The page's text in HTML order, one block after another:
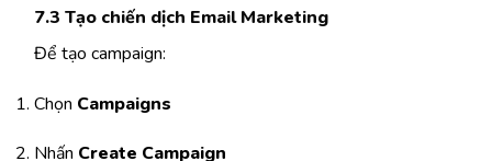
7.3 Tạo chiến dịch Email Marketing
Để tạo campaign:
Chọn Campaigns
Nhấn Create Campaign